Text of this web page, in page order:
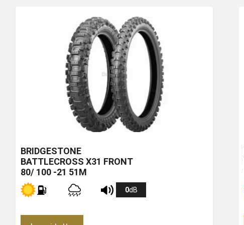
BRIDGESTONE
BATTLECROSS X31 FRONT
80/ 100 -21 51M
0dB